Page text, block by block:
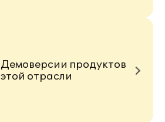
Демоверсии продуктов
этой отрасли